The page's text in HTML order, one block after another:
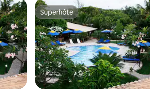
Superhôte
Superhôte